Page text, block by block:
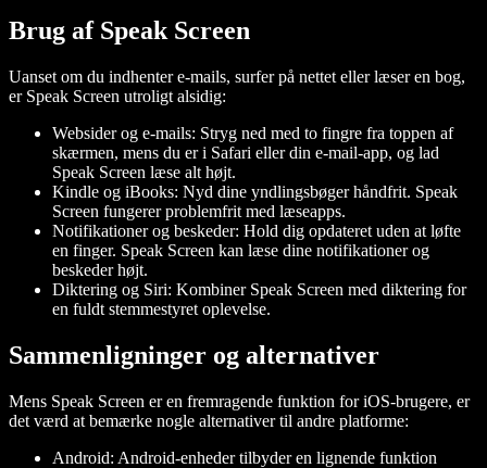
Brug af Speak Screen
Uanset om du indhenter e-mails, surfer på nettet eller læser en bog,
er Speak Screen utroligt alsidig:
Websider og e-mails: Stryg ned med to fingre fra toppen af
skærmen, mens du er i Safari eller din e-mail-app, og lad
Speak Screen læse alt højt.
Kindle og iBooks: Nyd dine yndlingsbøger håndfrit. Speak
Screen fungerer problemfrit med læseapps.
Notifikationer og beskeder: Hold dig opdateret uden at løfte
en finger. Speak Screen kan læse dine notifikationer og
beskeder højt.
Diktering og Siri: Kombiner Speak Screen med diktering for
en fuldt stemmestyret oplevelse.
Sammenligninger og alternativer
Mens Speak Screen er en fremragende funktion for iOS-brugere, er
det værd at bemærke nogle alternativer til andre platforme:
Android: Android-enheder tilbyder en lignende funktion